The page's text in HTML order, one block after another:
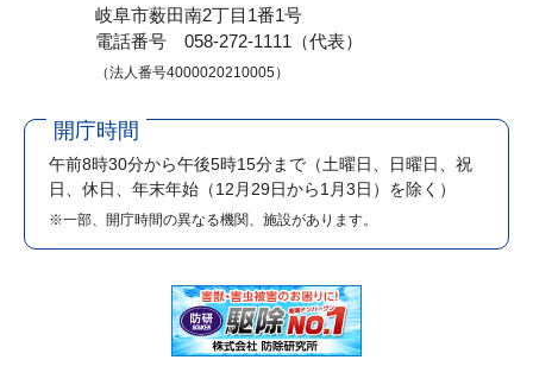
岐阜市薮田南2丁目1番1号
電話番号 058-272-1111（代表）
（法人番号4000020210005）
開庁時間
午前8時30分から午後5時15分まで （土曜日、日曜日、祝
日、休日、年末年始（12月29日から1月3日）を除く）
※一部、開庁時間の異なる機関、施設があります。